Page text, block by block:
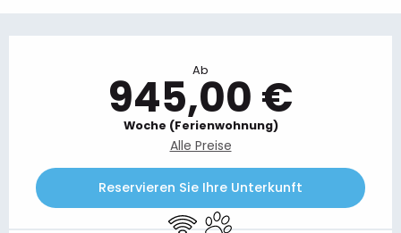
Ab
945,00 €
Woche (Ferienwohnung)
Alle Preise
Reservieren Sie Ihre Unterkunft
Wi-Fi Tiere erlaubt